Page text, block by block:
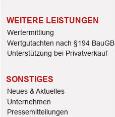
WEITERE LEISTUNGEN
Wertermittlung
Wertgutachten nach §194 BauGB
Unterstützung bei Privatverkauf
SONSTIGES
Neues & Aktuelles
Unternehmen
Pressemitteilungen